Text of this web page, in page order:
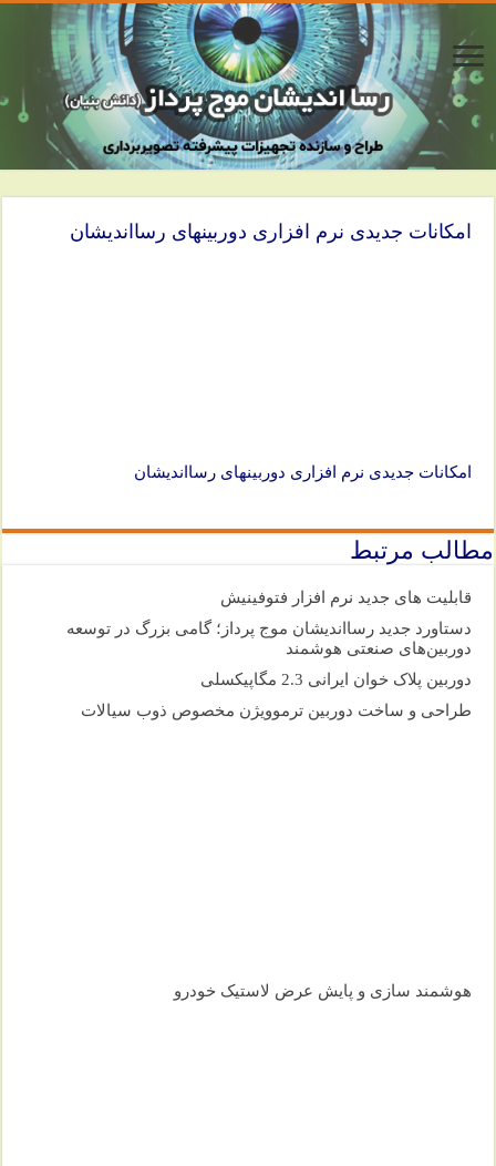
امکانات جدیدی نرم افزاری دوربینهای رسااندیشان
امکانات جدیدی نرم افزاری دوربینهای رسااندیشان
مطالب مرتبط
قابلیت های جدید نرم افزار فتوفینیش
دستاورد جدید رسااندیشان موج پرداز؛ گامی بزرگ در توسعه
دوربین‌های صنعتی هوشمند
دوربین پلاک خوان ایرانی 2.3 مگاپیکسلی
طراحی و ساخت دوربین ترموویژن مخصوص ذوب سیالات
هوشمند سازی و پایش عرض لاستیک خودرو